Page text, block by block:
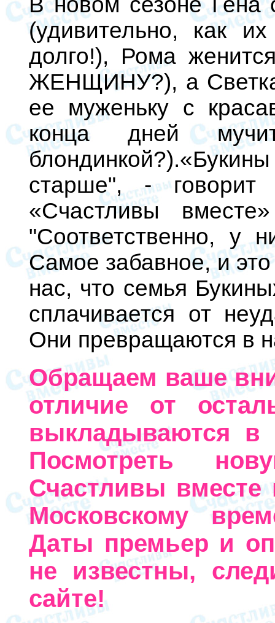
(удивительно, как
долго!), Рома
ЖЕНЩИНУ?), а
ее муженьку с
конца дней
старше", - говорит
«Счастливы
"Соответственно, у
Самое забавное, и
нас, что семья
сплачивается от
Они превращаются в
Обращаем ваше
отличие от
выкладываются в
Посмотреть
Счастливы
Московскому
Даты премьер и
не известны,
сайте!